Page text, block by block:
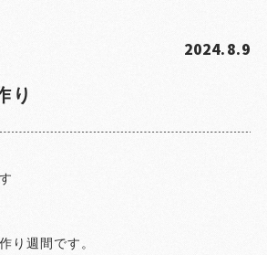
2024.8.9
り
り週間です。